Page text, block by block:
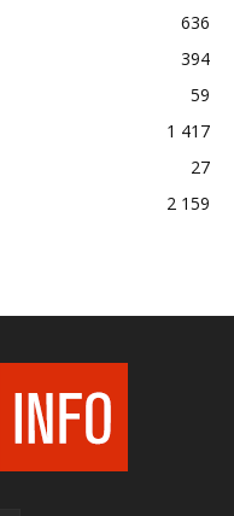
636
394
59
1 417
27
2 159